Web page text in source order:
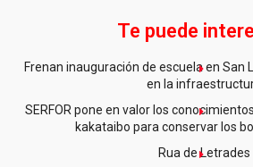
Te puede
Frenan inauguración de escuela en San
en la
SERFOR pone en valor los
kakataibo para conservar los
Rua de Letrades